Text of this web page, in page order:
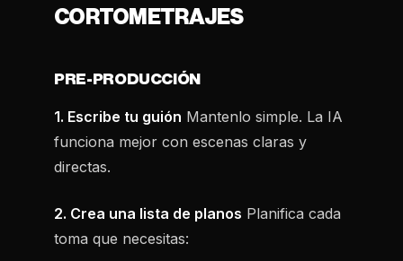
CORTOMETRAJES
PRE-PRODUCCIÓN
1. Escribe tu guión Mantenlo simple. La IA
funciona mejor con escenas claras y
directas.
2. Crea una lista de planos Planifica cada
toma que necesitas: